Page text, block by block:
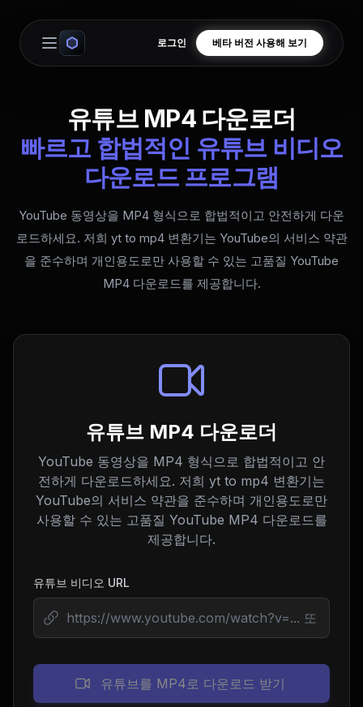
Open main menu
로그인 베타 버전 사용해 보기
유튜브 MP4 다운로더
빠르고 합법적인 유튜브 비디오
다운로드 프로그램
YouTube 동영상을 MP4 형식으로 합법적이고 안전하게 다운
로드하세요. 저희 yt to mp4 변환기는 YouTube의 서비스 약관
을 준수하며 개인용도로만 사용할 수 있는 고품질 YouTube
MP4 다운로드를 제공합니다.
유튜브 MP4 다운로더
YouTube 동영상을 MP4 형식으로 합법적이고 안
전하게 다운로드하세요. 저희 yt to mp4 변환기는
YouTube의 서비스 약관을 준수하며 개인용도로만
사용할 수 있는 고품질 YouTube MP4 다운로드를
제공합니다.
유튜브 비디오 URL
유튜브를 MP4로 다운로드 받기